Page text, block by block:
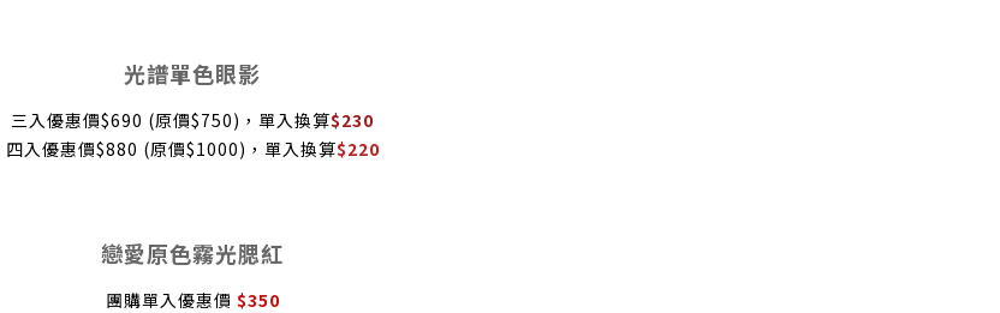
光譜單色眼影
三入優惠價$690 (原價$750)，單入換算$230
四入優惠價$880 (原價$1000)，單入換算$220
戀愛原色霧光腮紅
團購單入優惠價 $350